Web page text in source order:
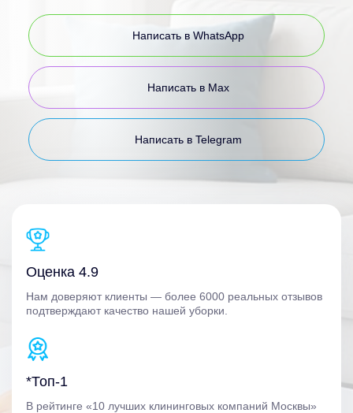
Написать в WhatsApp
Написать в Max
Написать в Telegram
Оценка 4.9
Нам доверяют клиенты — более 6000 реальных отзывов
подтверждают качество нашей уборки.
*Топ-1
В рейтинге «10 лучших клининговых компаний Москвы»